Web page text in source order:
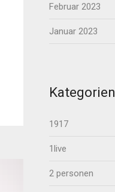
Februar 2023
Januar 2023
Kategorien
1917
1live
2 personen